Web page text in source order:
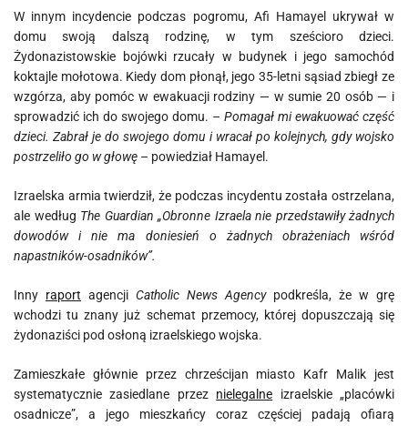
W innym incydencie podczas pogromu, Afi Hamayel ukrywał w
domu swoją dalszą rodzinę, w tym sześcioro dzieci.
Żydonazistowskie bojówki rzucały w budynek i jego samochód
koktajle mołotowa. Kiedy dom płonął, jego 35-letni sąsiad zbiegł ze
wzgórza, aby pomóc w ewakuacji rodziny — w sumie 20 osób — i
sprowadzić ich do swojego domu. – Pomagał mi ewakuować część
dzieci. Zabrał je do swojego domu i wracał po kolejnych, gdy wojsko
postrzeliło go w głowę – powiedział Hamayel.
Izraelska armia twierdził, że ​​podczas incydentu została ostrzelana,
ale według The Guardian „Obronne Izraela nie przedstawiły żadnych
dowodów i nie ma doniesień o żadnych obrażeniach wśród
napastników-osadników”.
Inny raport agencji Catholic News Agencypodkreśla, że w grę
wchodzi tu znany już schemat przemocy, której dopuszczają się
żydonaziści pod osłoną izraelskiego wojska.
Zamieszkałe głównie przez chrześcijan miasto Kafr Malik jest
systematycznie zasiedlane przez nielegalne izraelskie „placówki
osadnicze”, a jego mieszkańcy coraz częściej padają ofiarą